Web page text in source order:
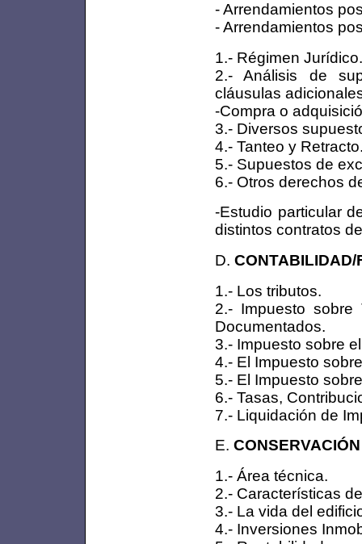
- Arrendamientos
- Arrendamientos
1.- Régimen Jurídico.
2.- Análisis de
cláusulas
-Compra o
3.- Diversos
4.- Tanteo y
5.- Supuestos de
6.- Otros derechos
-Estudio particular
distintos contratos
D.
1.- Los tributos.
2.- Impuesto sobre
Documentados.
3.- Impuesto sobre
4.- El Impuesto
5.- El Impuesto
6.- Tasas,
7.- Liquidación de
E.
1.- Área técnica.
2.- Características
3.- La vida del
4.- Inversiones